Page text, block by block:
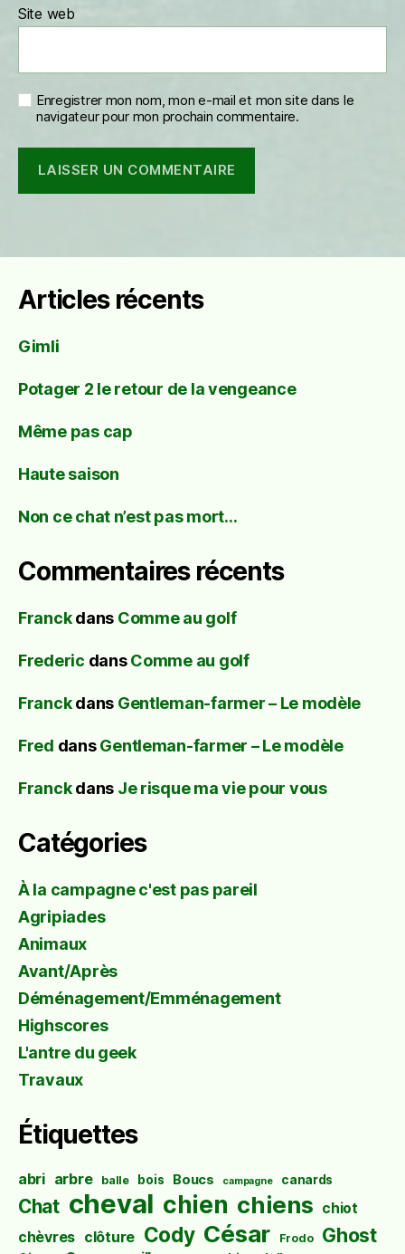
Site web
Enregistrer mon nom, mon e-mail et mon site dans le
navigateur pour mon prochain commentaire.
Articles récents
Gimli
Potager 2 le retour de la vengeance
Même pas cap
Haute saison
Non ce chat n’est pas mort…
Commentaires récents
Franckdans Comme au golf
Frederic dansComme au golf
Franckdans Gentleman-farmer – Le modèle
Fred dansGentleman-farmer – Le modèle
Franckdans Je risque ma vie pour vous
Catégories
À la campagne c'est pas pareil
Agripiades
Animaux
Avant/Après
Déménagement/Emménagement
Highscores
L'antre du geek
Travaux
Étiquettes
abri arbre balle bois Boucs campagne canards
Chat cheval chien chiens chiot
chèvres clôture Cody César Frodo Ghost